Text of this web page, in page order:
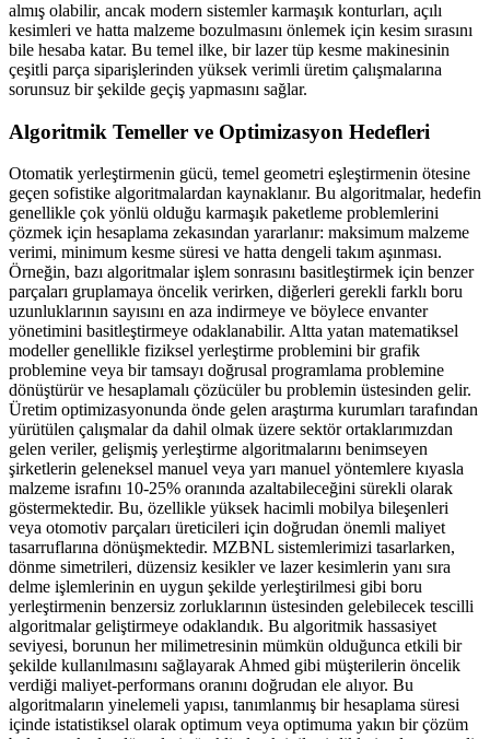
almış olabilir, ancak modern sistemler karmaşık konturları, açılı
kesimleri ve hatta malzeme bozulmasını önlemek için kesim sırasını
bile hesaba katar. Bu temel ilke, bir lazer tüp kesme makinesinin
çeşitli parça siparişlerinden yüksek verimli üretim çalışmalarına
sorunsuz bir şekilde geçiş yapmasını sağlar.
Algoritmik Temeller ve Optimizasyon Hedefleri
Otomatik yerleştirmenin gücü, temel geometri eşleştirmenin ötesine
geçen sofistike algoritmalardan kaynaklanır. Bu algoritmalar, hedefin
genellikle çok yönlü olduğu karmaşık paketleme problemlerini
çözmek için hesaplama zekasından yararlanır: maksimum malzeme
verimi, minimum kesme süresi ve hatta dengeli takım aşınması.
Örneğin, bazı algoritmalar işlem sonrasını basitleştirmek için benzer
parçaları gruplamaya öncelik verirken, diğerleri gerekli farklı boru
uzunluklarının sayısını en aza indirmeye ve böylece envanter
yönetimini basitleştirmeye odaklanabilir. Altta yatan matematiksel
modeller genellikle fiziksel yerleştirme problemini bir grafik
problemine veya bir tamsayı doğrusal programlama problemine
dönüştürür ve hesaplamalı çözücüler bu problemin üstesinden gelir.
Üretim optimizasyonunda önde gelen araştırma kurumları tarafından
yürütülen çalışmalar da dahil olmak üzere sektör ortaklarımızdan
gelen veriler, gelişmiş yerleştirme algoritmalarını benimseyen
şirketlerin geleneksel manuel veya yarı manuel yöntemlere kıyasla
malzeme israfını 10-25% oranında azaltabileceğini sürekli olarak
göstermektedir. Bu, özellikle yüksek hacimli mobilya bileşenleri
veya otomotiv parçaları üreticileri için doğrudan önemli maliyet
tasarruflarına dönüşmektedir. MZBNL sistemlerimizi tasarlarken,
dönme simetrileri, düzensiz kesikler ve lazer kesimlerin yanı sıra
delme işlemlerinin en uygun şekilde yerleştirilmesi gibi boru
yerleştirmenin benzersiz zorluklarının üstesinden gelebilecek tescilli
algoritmalar geliştirmeye odaklandık. Bu algoritmik hassasiyet
seviyesi, borunun her milimetresinin mümkün olduğunca etkili bir
şekilde kullanılmasını sağlayarak Ahmed gibi müşterilerin öncelik
verdiği maliyet-performans oranını doğrudan ele alıyor. Bu
algoritmaların yinelemeli yapısı, tanımlanmış bir hesaplama süresi
içinde istatistiksel olarak optimum veya optimuma yakın bir çözüm